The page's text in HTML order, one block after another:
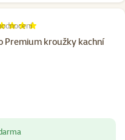
Premium kroužky kachní
počet hodnocení: 2